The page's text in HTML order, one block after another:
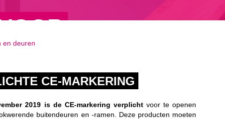
en deuren
CE-MARKERING
2019 is de CE-markering verplichtvoor te openen
buitendeuren en -ramen. Deze producten moeten